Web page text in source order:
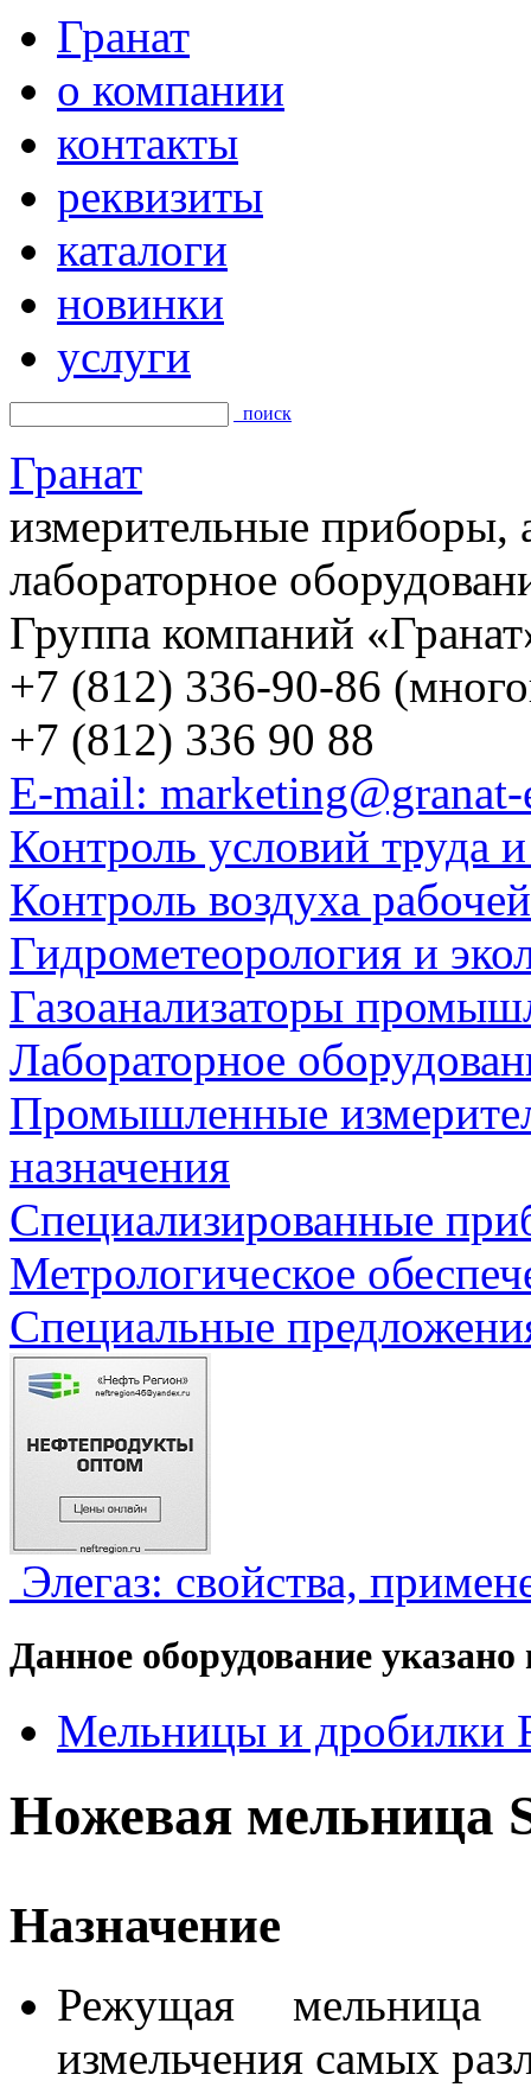
Гранат
о компании
контакты
реквизиты
каталоги
новинки
услуги
поиск
Гранат
измерительные приборы,
лабораторное
Группа компаний
+7 (812) 336-90-86
+7 (812) 336 90 88
E-mail:
Контроль условий труда
Контроль воздуха
Гидрометеорология и
Газоанализаторы
Лабораторное
Промышленные
назначения
Специализированные
Метрологическое
Специальные
Элегаз: свойства,
Данное оборудование
Мельницы и дробилки
Ножевая мельница
Назначение
Режущая мельница
измельчения самых